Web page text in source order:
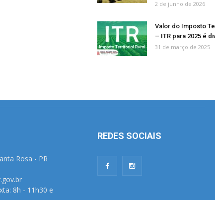
2 de junho de 2026
Valor do Imposto
– ITR para 2025 é
31 de março de 2025
Rosa - PR
8h - 11h30 e
REDES SOCIAIS